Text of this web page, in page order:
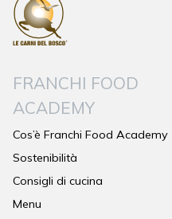
FRANCHI FOOD
ACADEMY
Cos’è Franchi Food Academy
Sostenibilità
Consigli di cucina
Menu